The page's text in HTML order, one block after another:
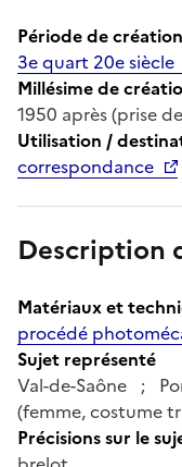
Période de création
3e quart 20e siècle
Millésime de
1950 après (prise
Utilisation /
correspondance
Description
Matériaux et
procédé
Sujet représenté
Val-de-Saône ;
(femme, costume
Précisions sur le